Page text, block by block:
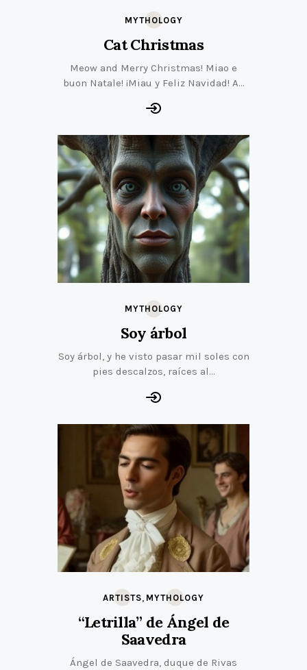
MYTHOLOGY
Cat Christmas
Meow and Merry Christmas! Miao e
buon Natale! ¡Miau y Feliz Navidad! A…
MYTHOLOGY
Soy árbol
Soy árbol, y he visto pasar mil soles con
pies descalzos, raíces al…
ARTISTS, MYTHOLOGY
“Letrilla” de Ángel de
Saavedra
Ángel de Saavedra, duque de Rivas